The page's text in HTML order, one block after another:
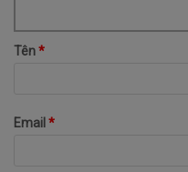
Tên*
Email *